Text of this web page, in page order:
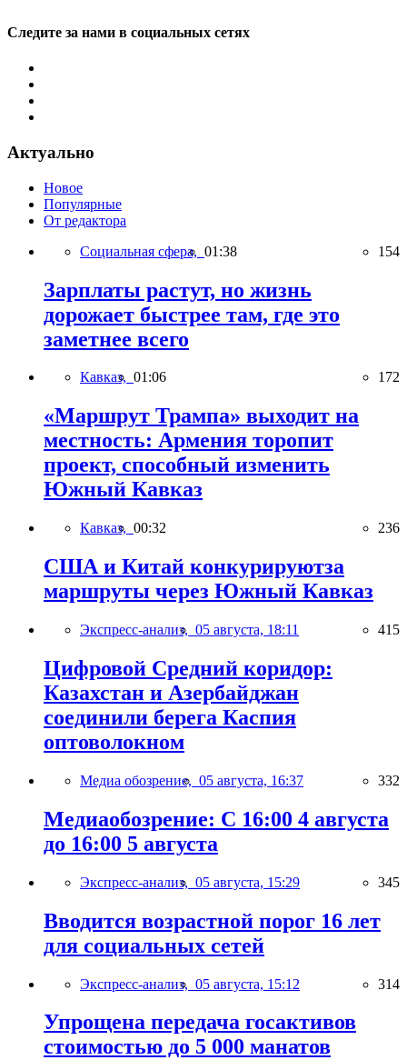
Следите за нами в социальных сетях
Актуально
Новое
Популярные
От редактора
Социальная сфера, 01:38 154
Зарплаты растут, но жизнь
дорожает быстрее там, где это
заметнее всего
Кавказ, 01:06 172
«Маршрут Трампа» выходит на
местность: Армения торопит
проект, способный изменить
Южный Кавказ
Кавказ, 00:32 236
США и Китай конкурируютза
маршруты через Южный Кавказ
Экспресс-анализ, 05 августа, 18:11 415
Цифровой Средний коридор:
Казахстан и Азербайджан
соединили берега Каспия
оптоволокном
Медиа обозрение, 05 августа, 16:37 332
Медиаобозрение: С 16:00 4 августа
до 16:00 5 августа
Экспресс-анализ, 05 августа, 15:29 345
Вводится возрастной порог 16 лет
для социальных сетей
Экспресс-анализ, 05 августа, 15:12 314
Упрощена передача госактивов
стоимостью до 5 000 манатов